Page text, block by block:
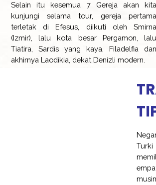
Selain itu kesemua 7 Gereja akan kita
kunjungi selama tour, gereja pertama
terletak di Efesus, diikuti oleh Smirna
(Izmir), lalu kota besar Pergamon, lalu
Tiatira, Sardis yang kaya, Filadelfia dan
akhirnya Laodikia, dekat Denizli modern.
Turki